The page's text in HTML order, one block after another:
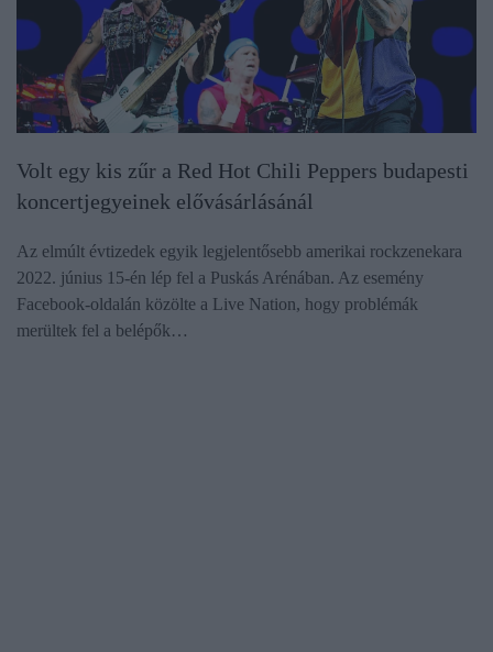
Volt egy kis zűr a Red Hot Chili Peppers budapesti
koncertjegyeinek elővásárlásánál
Az elmúlt évtizedek egyik legjelentősebb amerikai rockzenekara
2022. június 15-én lép fel a Puskás Arénában. Az esemény
Facebook-oldalán közölte a Live Nation, hogy problémák
merültek fel a belépők…